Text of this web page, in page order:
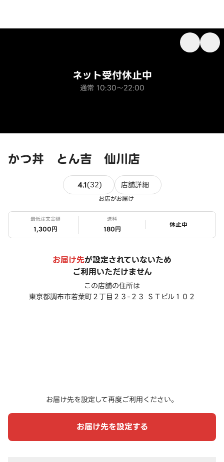
かつ丼 とん吉 仙川店
ネット受付休止中
通常 10:30～22:00
4.1(32)32件のレビュー
店舗詳細
お店がお届け
最低注文金額
1,300円
送料
180円 ステータス
休止中
お届け先が設定されていないため
ご利用いただけません
この店舗の住所は
東京都調布市若葉町２丁目２３-２３ ＳＴビル１０２
お届け先を設定して再度ご利用ください。
お届け先を設定する